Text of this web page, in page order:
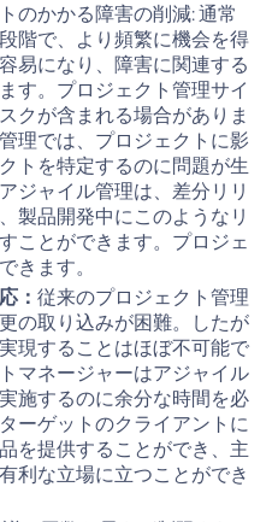
のかかる障害の削減: 通常
階で、より頻繁に機会を得
易になり、障害に関連する
す。プロジェクト管理サイ
クが含まれる場合がありま
理では、プロジェクトに影
トを特定するのに問題が生
ジャイル管理は、差分リリ
製品開発中にこのようなリ
ことができます。プロジェ
きます。
： 従来のプロジェクト管理
の取り込みが困難。したが
現することはほぼ不可能で
マネージャーはアジャイル
施するのに余分な時間を必
ーゲットのクライアントに
を提供することができ、主
利な立場に立つことができ